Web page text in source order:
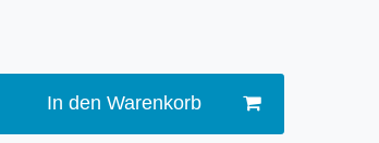
In den Warenkorb